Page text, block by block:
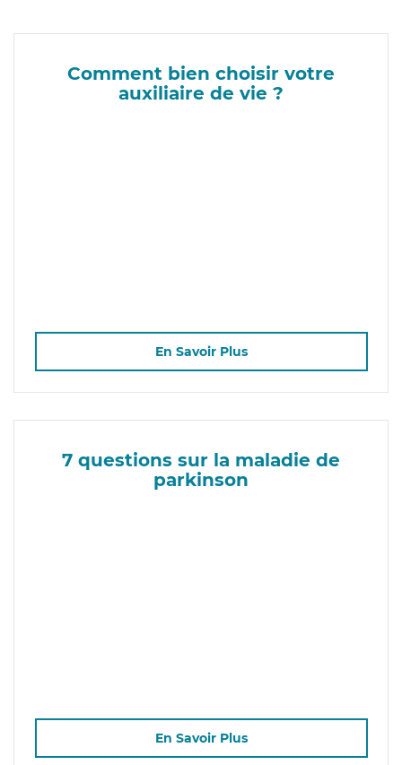
Comment bien choisir votre
auxiliaire de vie ?
En Savoir Plus
7 questions sur la maladie de
parkinson
En Savoir Plus